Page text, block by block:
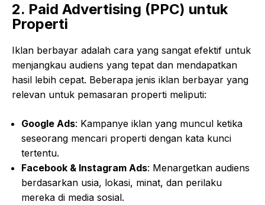
2. Paid Advertising (PPC) untuk
Properti
Iklan berbayar adalah cara yang sangat efektif untuk
menjangkau audiens yang tepat dan mendapatkan
hasil lebih cepat. Beberapa jenis iklan berbayar yang
relevan untuk pemasaran properti meliputi:
Google Ads: Kampanye iklan yang muncul ketika
seseorang mencari properti dengan kata kunci
tertentu.
Facebook & Instagram Ads: Menargetkan audiens
berdasarkan usia, lokasi, minat, dan perilaku
mereka di media sosial.